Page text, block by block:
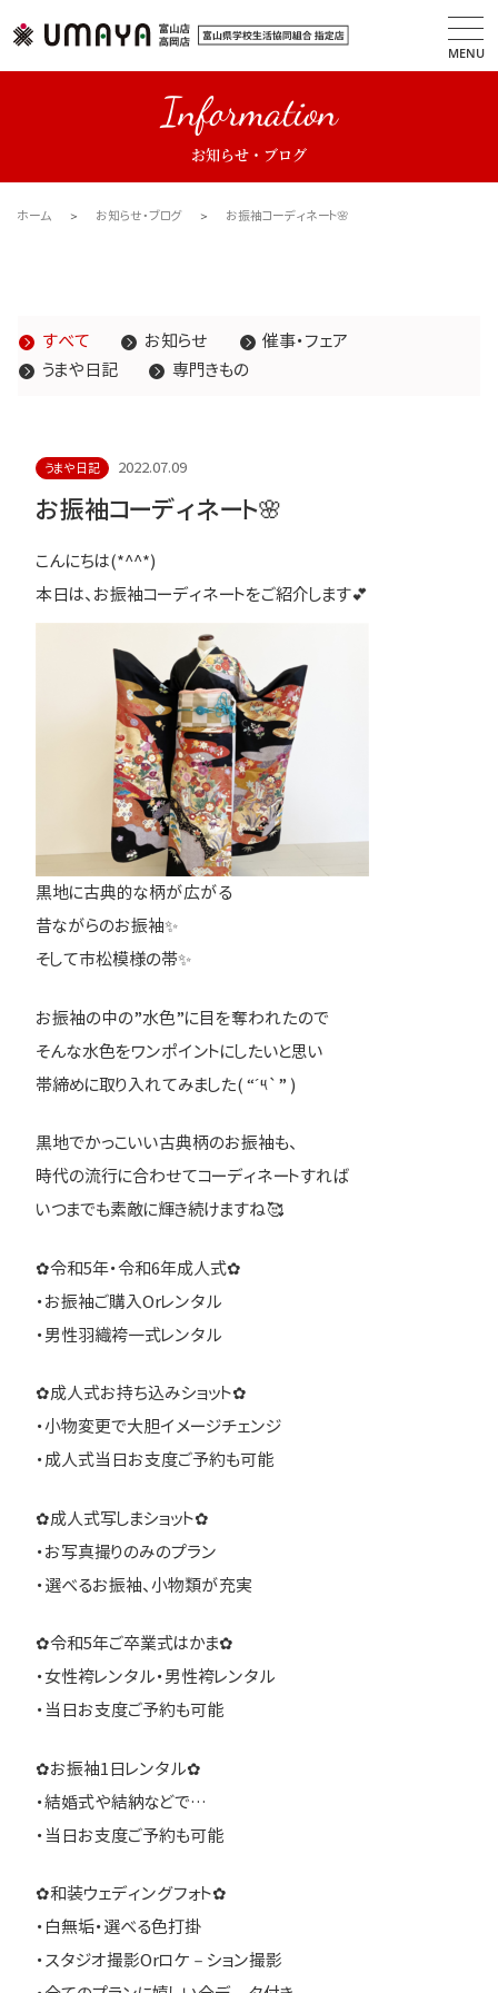
MENU
Information
お知らせ・ブログ
ホーム お知らせ・ブログ お振袖コーディネート🌸
すべて お知らせ
催事・フェア
うまや日記
専門きもの
うまや日記 2022.07.09
お振袖コーディネート🌸
こんにちは(*^^*)
本日は、お振袖コーディネートをご紹介します💕
黒地に古典的な柄が広がる
昔ながらのお振袖✨
そして市松模様の帯✨
お振袖の中の”水色”に目を奪われたので
そんな水色をワンポイントにしたいと思い
帯締めに取り入れてみました( “´༥`” )
黒地でかっこいい古典柄のお振袖も、
時代の流行に合わせてコーディネートすれば
いつまでも素敵に輝き続けますね🥰
✿令和5年・令和6年成人式✿
・お振袖ご購入Orレンタル
・男性羽織袴一式レンタル
✿成人式お持ち込みショット✿
・小物変更で大胆イメージチェンジ
・成人式当日お支度ご予約も可能
✿成人式写しまショット✿
・お写真撮りのみのプラン
・選べるお振袖、小物類が充実
✿令和5年ご卒業式はかま✿
・女性袴レンタル・男性袴レンタル
・当日お支度ご予約も可能
✿お振袖1日レンタル✿
・結婚式や結納などで…
・当日お支度ご予約も可能
✿和装ウェディングフォト✿
・白無垢・選べる色打掛
・スタジオ撮影Orロケ－ション撮影